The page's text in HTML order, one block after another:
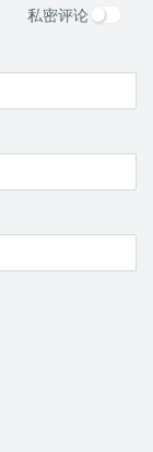
私密评论